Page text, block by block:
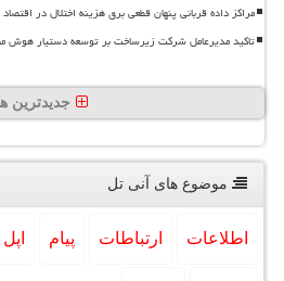
مراکز داده قربانی پنهان قطعی برق هزینه اختلال در
تاکید مدیرعامل شرکت زیرساخت بر توسعه دستیار هوش
جدیدترین
موضوع های آنی تل
اطلاعات ارتباطات پیام اپل